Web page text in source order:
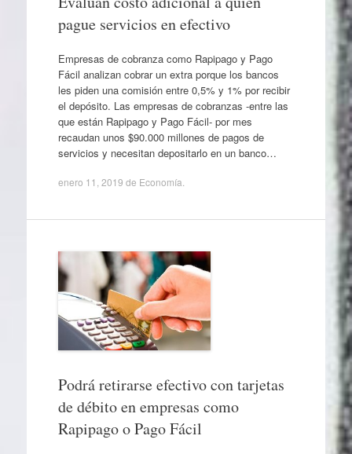
pague servicios en efectivo
Empresas de cobranza como Rapipago y Pago
Fácil analizan cobrar un extra porque los bancos
les piden una comisión entre 0,5% y 1% por recibir
el depósito. Las empresas de cobranzas -entre las
que están Rapipago y Pago Fácil- por mes
recaudan unos $90.000 millones de pagos de
servicios y necesitan depositarlo en un banco…
enero 11, 2019 de Economía
Podrá retirarse efectivo con tarjetas
de débito en empresas como
Rapipago o Pago Fácil